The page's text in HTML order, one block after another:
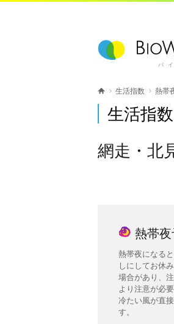
バ
生活指数 熱帯
生活指
網走・北
熱帯
熱帯夜になる
しにしてお休
場合があり、
より注意が必要
冷たい風が直
す。